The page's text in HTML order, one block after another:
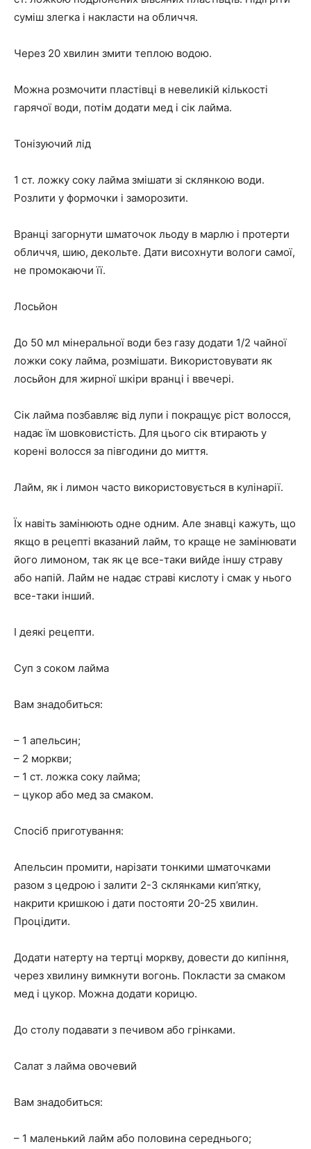
суміш злегка і накласти на обличчя.
Через 20 хвилин змити теплою водою.
Можна розмочити пластівці в невеликій кількості
гарячої води, потім додати мед і сік лайма.
Тонізуючий лід
1 ст. ложку соку лайма змішати зі склянкою води.
Розлити у формочки і заморозити.
Вранці загорнути шматочок льоду в марлю і протерти
обличчя, шию, декольте. Дати висохнути вологи самої,
не промокаючи її.
Лосьйон
До 50 мл мінеральної води без газу додати 1/2 чайної
ложки соку лайма, розмішати. Використовувати як
лосьйон для жирної шкіри вранці і ввечері.
Сік лайма позбавляє від лупи і покращує ріст волосся,
надає їм шовковистість. Для цього сік втирають у
корені волосся за півгодини до миття.
Лайм, як і лимон часто використовується в кулінарії.
Їх навіть замінюють одне одним. Але знавці кажуть, що
якщо в рецепті вказаний лайм, то краще не замінювати
його лимоном, так як це все-таки вийде іншу страву
або напій. Лайм не надає страві кислоту і смак у нього
все-таки інший.
І деякі рецепти.
Суп з соком лайма
Вам знадобиться:
– 1 апельсин;
– 2 моркви;
– 1 ст. ложка соку лайма;
– цукор або мед за смаком.
Спосіб приготування:
Апельсин промити, нарізати тонкими шматочками
разом з цедрою і залити 2-3 склянками кип’ятку,
накрити кришкою і дати постояти 20-25 хвилин.
Процідити.
Додати натерту на тертці моркву, довести до кипіння,
через хвилину вимкнути вогонь. Покласти за смаком
мед і цукор. Можна додати корицю.
До столу подавати з печивом або грінками.
Салат з лайма овочевий
Вам знадобиться:
– 1 маленький лайм або половина середнього;